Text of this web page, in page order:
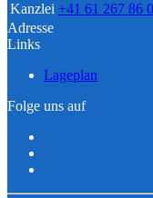
Kanzlei +41 61 267 86
Adresse
Links
Lageplan
Folge uns auf